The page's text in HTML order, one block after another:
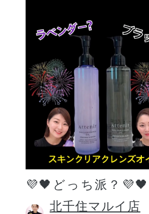
💜🖤どっち派？💜🖤
北千住マルイ店